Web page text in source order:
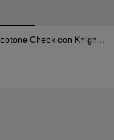
T-shirt in cotone Check con Knight Stamp